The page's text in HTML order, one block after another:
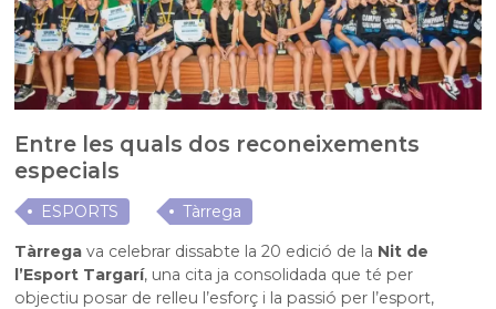
Entre les quals dos reconeixements
especials
ESPORTS
Tàrrega
Tàrrega va celebrar dissabte la 20 edició de la Nit de
l’Esport Targarí, una cita ja consolidada que té per
objectiu posar de relleu l’esforç i la passió per l’esport,